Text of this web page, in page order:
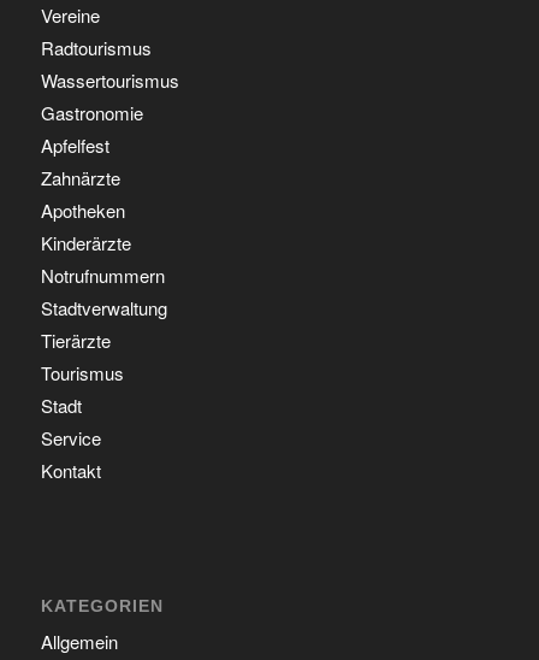
Vereine
Radtourismus
Wassertourismus
Gastronomie
Apfelfest
Zahnärzte
Apotheken
Kinderärzte
Notrufnummern
Stadtverwaltung
Tierärzte
Tourismus
Stadt
Service
Kontakt
KATEGORIEN
Allgemein